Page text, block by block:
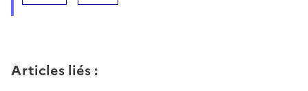
Articles liés :